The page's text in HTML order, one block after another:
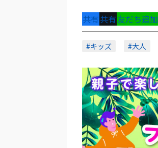
共有共有友だち追加
#キッズ #大人